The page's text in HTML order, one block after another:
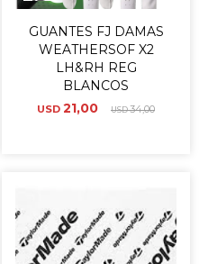
GUANTES FJ DAMAS
WEATHERSOF X2
LH&RH REG
BLANCOS
USD 21,00 USD34,00